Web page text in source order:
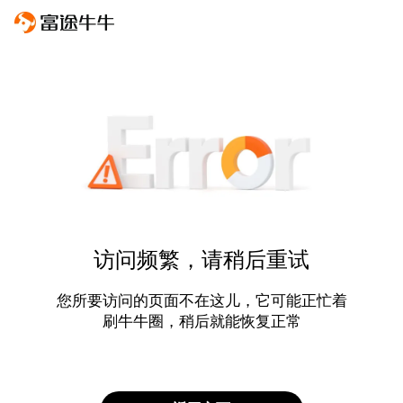
访问频繁，请稍后重试
您所要访问的页面不在这儿，它可能正忙着
刷牛牛圈，稍后就能恢复正常